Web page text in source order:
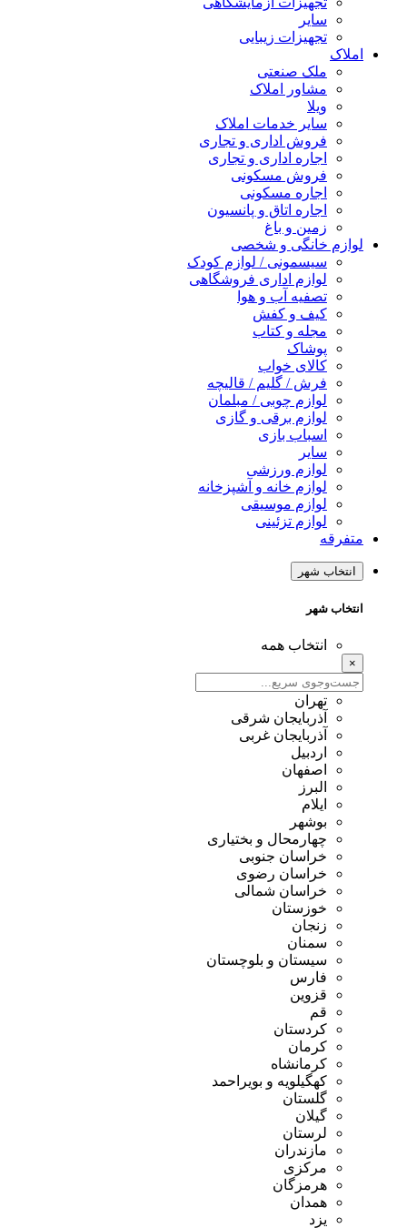
سایر
تجهیزات زیبایی
املاک
ملک صنعتی
مشاور املاک
ویلا
سایر خدمات املاک
فروش اداری و تجاری
اجاره اداری و تجاری
فروش مسکونی
اجاره مسکونی
اجاره اتاق و پانسیون
زمین و باغ
لوازم خانگی و شخصی
سیسمونی / لوازم کودک
لوازم اداری فروشگاهی
تصفیه آب و هوا
کیف و کفش
مجله و کتاب
پوشاک
کالای خواب
فرش / گلیم / قالیچه
لوازم چوبی / مبلمان
لوازم برقی و گازی
اسباب بازی
سایر
لوازم ورزشی
لوازم خانه و آشپزخانه
لوازم موسیقی
لوازم تزئینی
متفرقه
انتخاب شهر
انتخاب شهر
انتخاب همه
×
تهران
آذربایجان شرقی
آذربایجان غربی
اردبیل
اصفهان
البرز
ایلام
بوشهر
چهارمحال و بختیاری
خراسان جنوبی
خراسان رضوی
خراسان شمالی
خوزستان
زنجان
سمنان
سیستان و بلوچستان
فارس
قزوین
قم
کردستان
کرمان
کرمانشاه
کهگیلویه و بویراحمد
گلستان
گیلان
لرستان
مازندران
مرکزی
هرمزگان
همدان
یزد